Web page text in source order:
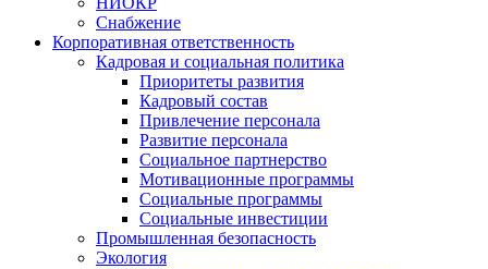
Снабжение
Корпоративная ответственность
Кадровая и социальная политика
Приоритеты развития
Кадровый состав
Привлечение персонала
Развитие персонала
Социальное партнерство
Мотивационные программы
Социальные программы
Социальные инвестиции
Промышленная безопасность
Экология